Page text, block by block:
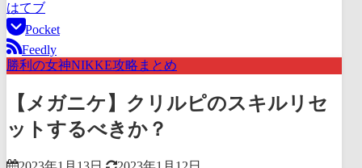
はてブ
Pocket
Feedly
勝利の女神NIKKE攻略まとめ
【メガニケ】クリルピのスキルリセ
ットするべきか？